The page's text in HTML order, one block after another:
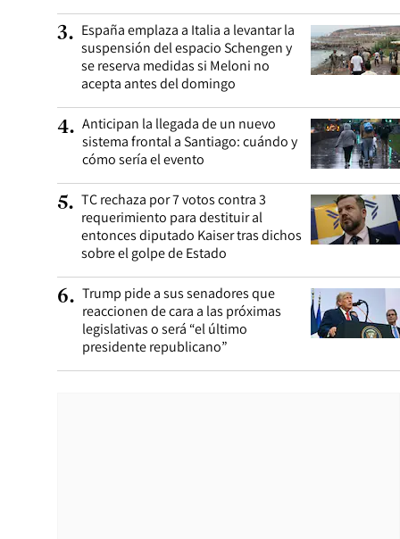
3. España emplaza a Italia a levantar la
suspensión del espacio Schengen y
se reserva medidas si Meloni no
acepta antes del domingo
4. Anticipan la llegada de un nuevo
sistema frontal a Santiago: cuándo y
cómo sería el evento
5. TC rechaza por 7 votos contra 3
requerimiento para destituir al
entonces diputado Kaiser tras dichos
sobre el golpe de Estado
6. Trump pide a sus senadores que
reaccionen de cara a las próximas
legislativas o será “el último
presidente republicano”